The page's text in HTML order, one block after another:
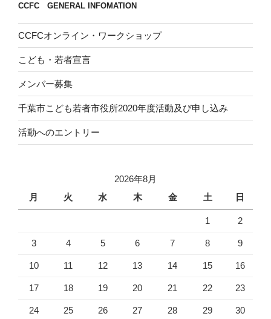
CCFC GENERAL INFOMATION
CCFCオンライン・ワークショップ
こども・若者宣言
メンバー募集
千葉市こども若者市役所2020年度活動及び申し込み
活動へのエントリー
2026年8月
月
火 水 木 金 土 日
1 2
3 4 5 6 7 8 9
10 11 12 13 14 15 16
17 18 19 20 21 22 23
24 25 26 27 28 29 30